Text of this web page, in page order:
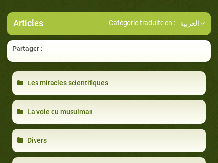
Articles Catégorie traduite en :
Partager :
Les miracles scientifiques
La voie du musulman
Divers